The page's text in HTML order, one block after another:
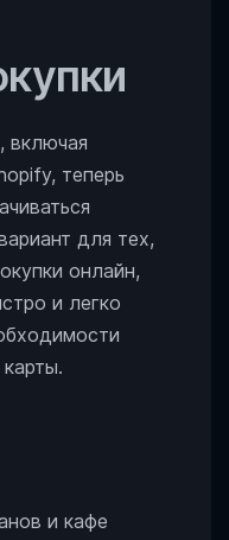
включая
теперь
для тех,
онлайн,
и легко
и кафе